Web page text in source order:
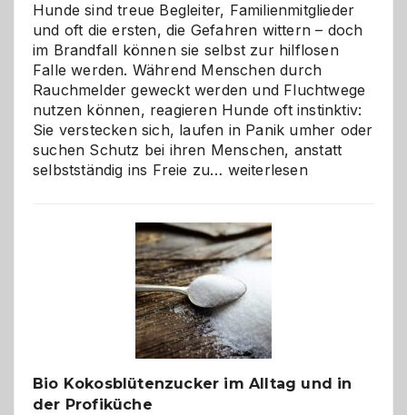
Hunde sind treue Begleiter, Familienmitglieder
und oft die ersten, die Gefahren wittern – doch
im Brandfall können sie selbst zur hilflosen
Falle werden. Während Menschen durch
Rauchmelder geweckt werden und Fluchtwege
nutzen können, reagieren Hunde oft instinktiv:
Sie verstecken sich, laufen in Panik umher oder
suchen Schutz bei ihren Menschen, anstatt
selbstständig ins Freie zu… Wenn
Freund
in
Gefahr
ist:
Brandschutz
für
Hunde
eigenen
weiterlesen
Bio Kokosblütenzucker im Alltag und in
der Profiküche